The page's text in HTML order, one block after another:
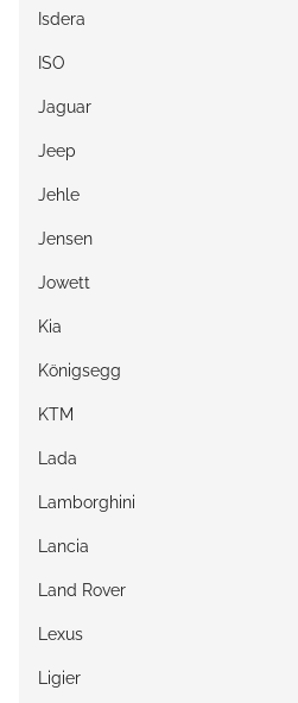
Isdera
ISO
Jaguar
Jeep
Jehle
Jensen
Jowett
Kia
Königsegg
KTM
Lada
Lamborghini
Lancia
Land Rover
Lexus
Ligier